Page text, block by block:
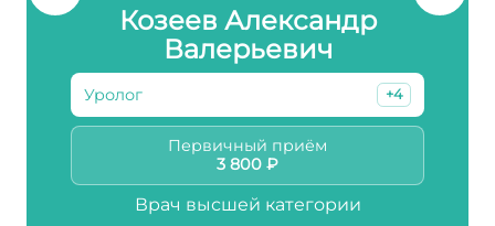
Козеев Александр
Валерьевич
Уролог +4
Первичный приём
3 800 ₽
Врач высшей категории